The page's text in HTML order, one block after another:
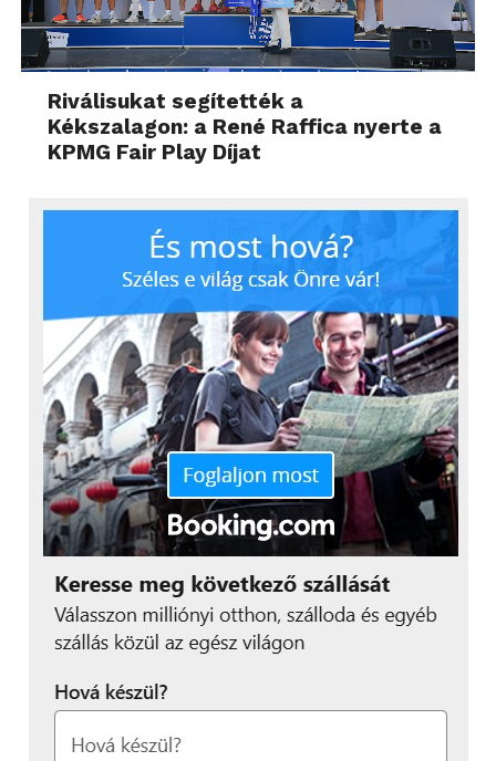
Riválisukat segítették a
Kékszalagon: a René Raffica nyerte a
KPMG Fair Play Díjat